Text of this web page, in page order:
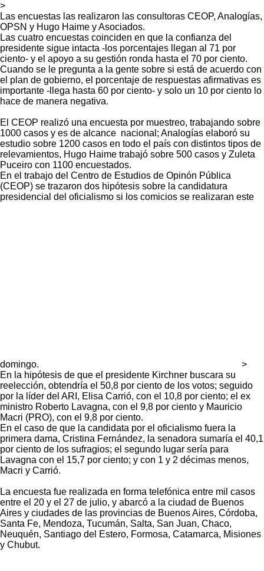
>
Las encuestas las realizaron las consultoras CEOP, Analogías,
OPSN y Hugo Haime y Asociados.
Las cuatro encuestas coinciden en que la confianza del
presidente sigue intacta -los porcentajes llegan al 71 por
ciento- y el apoyo a su gestión ronda hasta el 70 por ciento.
Cuando se le pregunta a la gente sobre si está de acuerdo con
el plan de gobierno, el porcentaje de respuestas afirmativas es
importante -llega hasta 60 por ciento- y solo un 10 por ciento lo
hace de manera negativa.
El CEOP realizó una encuesta por muestreo, trabajando sobre
1000 casos y es de alcance nacional; Analogías elaboró su
estudio sobre 1200 casos en todo el país con distintos tipos de
relevamientos, Hugo Haime trabajó sobre 500 casos y Zuleta
Puceiro con 1100 encuestados.
En el trabajo del Centro de Estudios de Opinón Pública
(CEOP) se trazaron dos hipótesis sobre la candidatura
presidencial del oficialismo si los comicios se realizaran este
domingo.
>
En la hipótesis de que el presidente Kirchner buscara su
reelección, obtendría el 50,8 por ciento de los votos; seguido
por la líder del ARI, Elisa Carrió, con el 10,8 por ciento; el ex
ministro Roberto Lavagna, con el 9,8 por ciento y Mauricio
Macri (PRO), con el 9,8 por ciento.
En el caso de que la candidata por el oficialismo fuera la
primera dama, Cristina Fernández, la senadora sumaría el 40,1
por ciento de los sufragios; el segundo lugar sería para
Lavagna con el 15,7 por ciento; y con 1 y 2 décimas menos,
Macri y Carrió.
La encuesta fue realizada en forma telefónica entre mil casos
entre el 20 y el 27 de julio, y abarcó a la ciudad de Buenos
Aires y ciudades de las provincias de Buenos Aires, Córdoba,
Santa Fe, Mendoza, Tucumán, Salta, San Juan, Chaco,
Neuquén, Santiago del Estero, Formosa, Catamarca, Misiones
y Chubut.